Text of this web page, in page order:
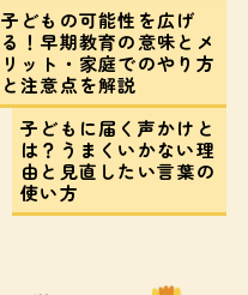
子どもの可能性を広げ
る！早期教育の意味とメ
リット・家庭でのやり方
と注意点を解説
子どもに届く声かけと
は？うまくいかない理
由と見直したい言葉の
使い方